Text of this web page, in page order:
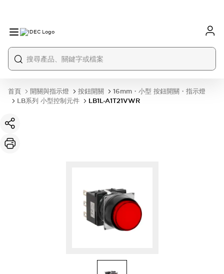
首頁 開關與指示燈 按鈕開關
16mm・小型 按鈕開關・指示燈
LB系列 小型控制元件
LB1L-A1T21VWR